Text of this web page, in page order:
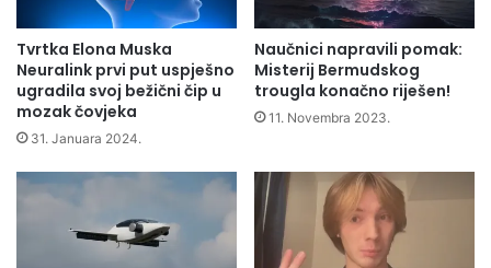
Tvrtka Elona Muska
Neuralink prvi put uspješno
ugradila svoj bežični čip u
mozak čovjeka
31. Januara 2024.
Naučnici napravili pomak:
Misterij Bermudskog
trougla konačno riješen!
11. Novembra 2023.